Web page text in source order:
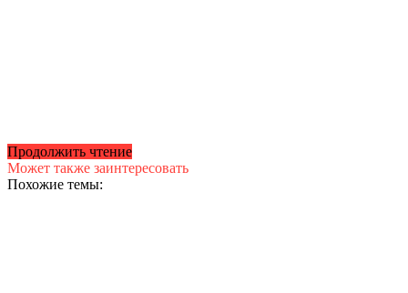
Продолжить чтение
Может также заинтересовать
Похожие темы: